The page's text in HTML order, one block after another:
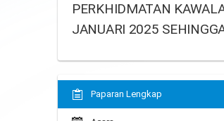
PERKHIDMATAN
JANUARI 2025
Paparan Lengkap